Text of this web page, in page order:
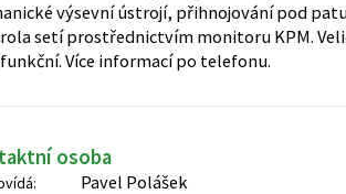
výsevní ústrojí, přihnojování pod
setí prostřednictvím monitoru KPM.
Více informací po telefonu.
osoba
Pavel Polášek